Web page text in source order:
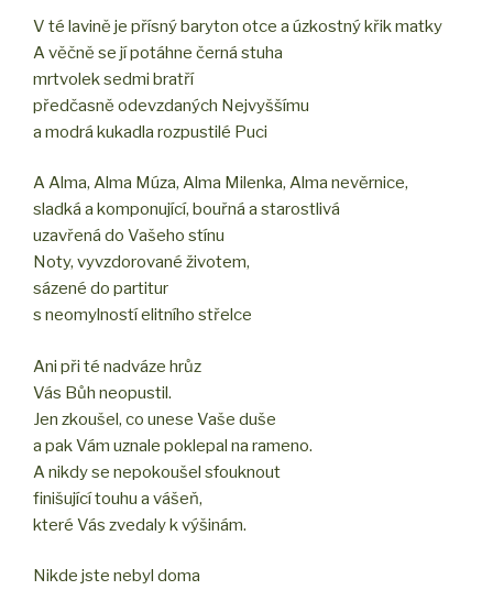
V té lavině je přísný baryton otce a úzkostný křik matky
A věčně se jí potáhne černá stuha
mrtvolek sedmi bratří
předčasně odevzdaných Nejvyššímu
a modrá kukadla rozpustilé Puci
A Alma, Alma Múza, Alma Milenka, Alma nevěrnice,
sladká a komponující, bouřná a starostlivá
uzavřená do Vašeho stínu
Noty, vyvzdorované životem,
sázené do partitur
s neomylností elitního střelce
Ani při té nadváze hrůz
Vás Bůh neopustil.
Jen zkoušel, co unese Vaše duše
a pak Vám uznale poklepal na rameno.
A nikdy se nepokoušel sfouknout
finišující touhu a vášeň,
které Vás zvedaly k výšinám.
Nikde jste nebyl doma